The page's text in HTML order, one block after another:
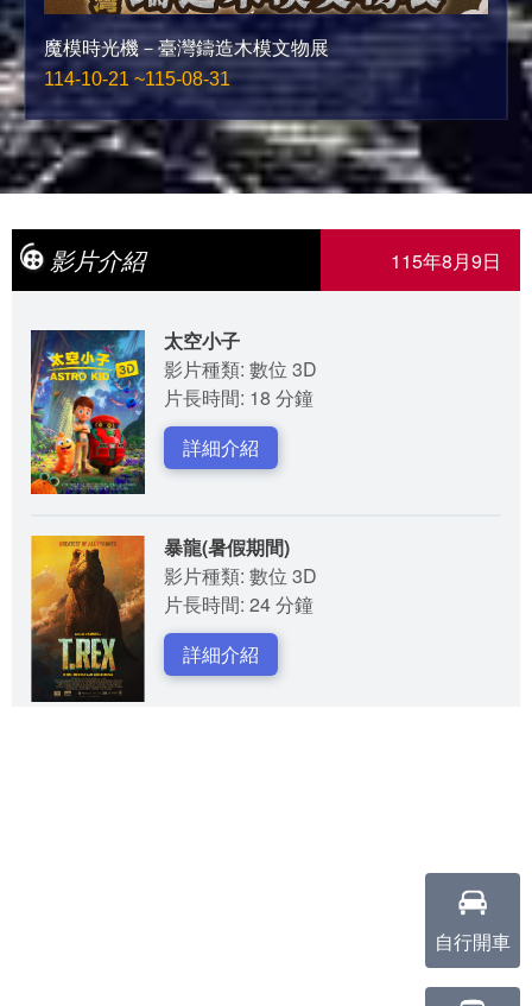
魔模時光機－臺灣鑄造木模文物展
114-10-21 ~115-08-31
影片介紹 115年8月9日
太空小子
影片種類: 數位 3D
片長時間: 18 分鐘
詳細介紹
暴龍(暑假期間)
影片種類: 數位 3D
片長時間: 24 分鐘
詳細介紹
自行開車